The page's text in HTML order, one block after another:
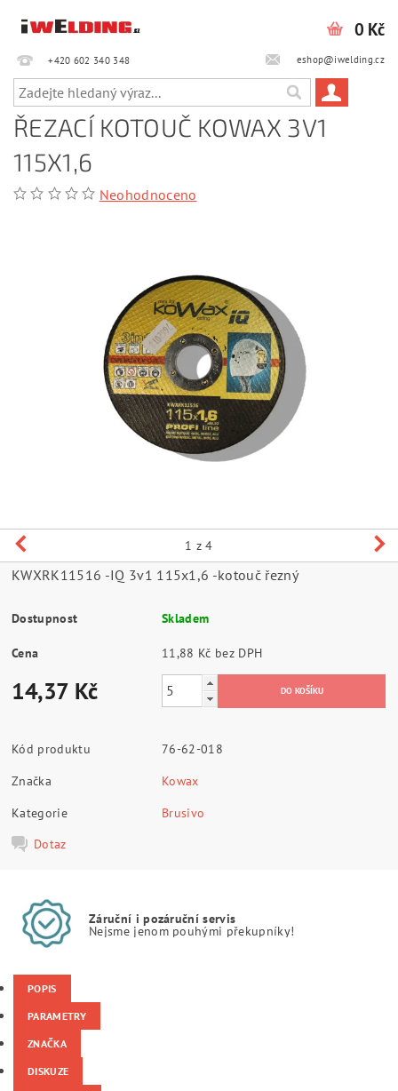
+420 602 340 348‎‎ eshop@iwelding.cz
0 Kč
ŘEZACÍ KOTOUČ KOWAX 3V1
115X1,6
Neohodnoceno
1 z 4
KWXRK11516 -IQ 3v1 115x1,6 -kotouč řezný
Dostupnost Skladem
Cena 11,88 Kč bez DPH
14,37 Kč
Kód produktu
76-62-018
Značka
Kowax
Kategorie
Brusivo
Dotaz
Záruční i pozáruční servis
Nejsme jenom pouhými překupníky!
POPIS
PARAMETRY
ZNAČKA
DISKUZE